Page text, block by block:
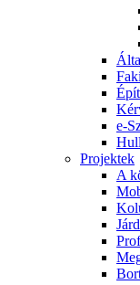
e-
Projektek
A